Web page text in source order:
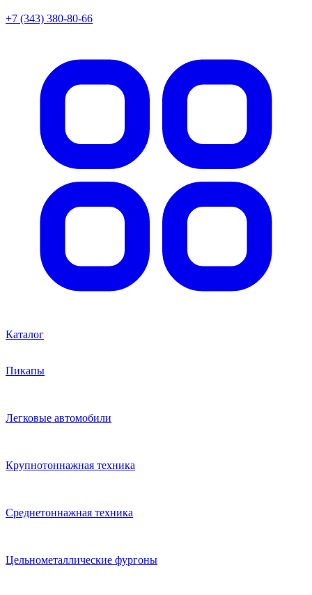
+7 (343) 380-80-66
Каталог
Пикапы
Легковые автомобили
Крупнотоннажная техника
Среднетоннажная техника
Цельнометаллические фургоны